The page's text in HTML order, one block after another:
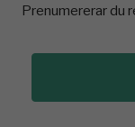
Prenumererar du